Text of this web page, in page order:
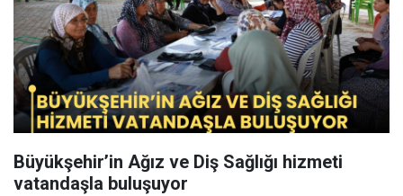
Büyükşehir’in Ağız ve Diş Sağlığı hizmeti
vatandaşla buluşuyor